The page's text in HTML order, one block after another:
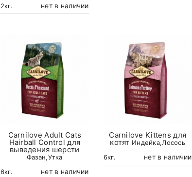
2кг.
нет в наличии
Carnilove Adult Cats
Hairball Control для
выведения шерсти
Фазан,Утка
6кг.
нет в наличии
Carnilove Kittens для
котят Индейка,Лосось
6кг.
нет в наличии